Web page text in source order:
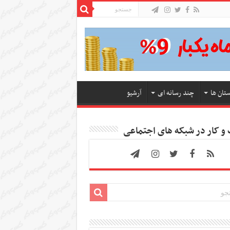
ها چند رسانه ای آرشیو
کار در شبکه های اجتماعی